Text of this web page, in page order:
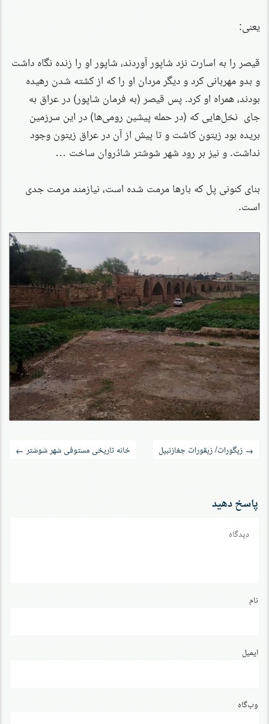
یعنی:
قیصر را به اسارت نزد شاپور آوردند، شاپور او را زنده نگاه داشت
و بدو مهربانی کرد و دیگر مردان او را که از کشته شدن رهیده
بودند، همراه او کرد. پس قیصر (به فرمان شاپور) در عراق به
جای نخل‌هایی که (در حمله پیشین رومی‌ها) در این سرزمین
بریده بود زیتون کاشت و تا پیش از آن در عراق زیتون وجود
نداشت. و نیز بر رود شهر شوشتر شادُروان ساخت …
بنای کنونی پل که بارها مرمت شده است، نیازمند مرمت جدی
است.
راه‌بری
→ زیگورات/ زیقورات چغازنبیل خانه تاریخی مستوفی شهر شوشتر ←
پاسخ دهید
نام
ایمیل
وب‌گاه